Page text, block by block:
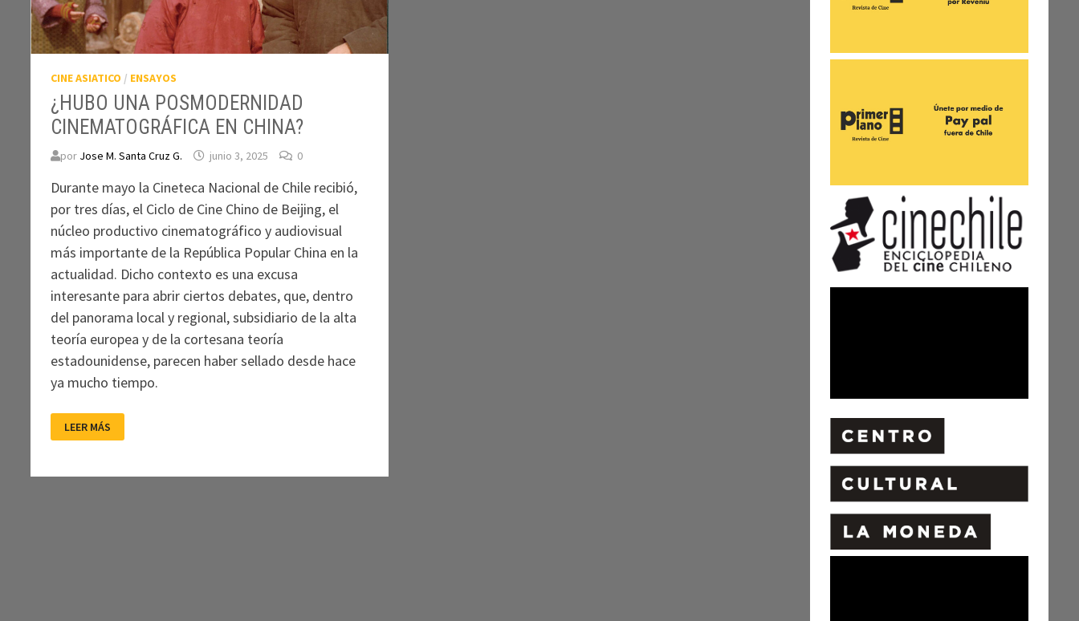
CINE ASIATICO / ENSAYOS
¿HUBO UNA POSMODERNIDAD
CINEMATOGRÁFICA EN CHINA?
por Jose M. Santa Cruz G. junio 3, 2025 0
Durante mayo la Cineteca Nacional de Chile recibió,
por tres días, el Ciclo de Cine Chino de Beijing, el
núcleo productivo cinematográfico y audiovisual
más importante de la República Popular China en la
actualidad. Dicho contexto es una excusa
interesante para abrir ciertos debates, que, dentro
del panorama local y regional, subsidiario de la alta
teoría europea y de la cortesana teoría
estadounidense, parecen haber sellado desde hace
ya mucho tiempo.
UNA
POSMODERNIDAD
CHINA?
LEER MÁS